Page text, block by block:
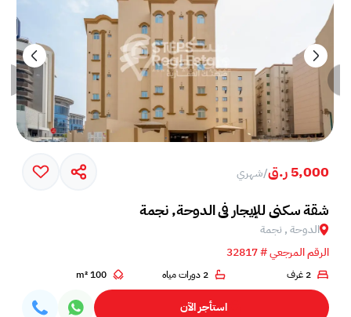
5,000 ر.ق /شهري
شقة سكني للإيجار في الدوحة, نجمة
الدوحة , نجمة
الرقم المرجعي # 32817
2 غرف 2 دورات مياه 100 m²
استأجر الآن